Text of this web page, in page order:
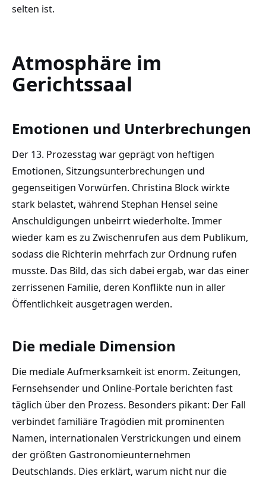
selten ist.
Atmosphäre im
Gerichtssaal
Emotionen und Unterbrechungen
Der 13. Prozesstag war geprägt von heftigen
Emotionen, Sitzungsunterbrechungen und
gegenseitigen Vorwürfen. Christina Block wirkte
stark belastet, während Stephan Hensel seine
Anschuldigungen unbeirrt wiederholte. Immer
wieder kam es zu Zwischenrufen aus dem Publikum,
sodass die Richterin mehrfach zur Ordnung rufen
musste. Das Bild, das sich dabei ergab, war das einer
zerrissenen Familie, deren Konflikte nun in aller
Öffentlichkeit ausgetragen werden.
Die mediale Dimension
Die mediale Aufmerksamkeit ist enorm. Zeitungen,
Fernsehsender und Online-Portale berichten fast
täglich über den Prozess. Besonders pikant: Der Fall
verbindet familiäre Tragödien mit prominenten
Namen, internationalen Verstrickungen und einem
der größten Gastronomieunternehmen
Deutschlands. Dies erklärt, warum nicht nur die